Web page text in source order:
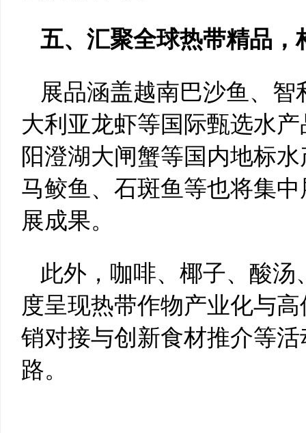
五、汇聚全球热带精品，
展品涵盖越南巴沙鱼、
大利亚龙虾等国际甄选水
阳澄湖大闸蟹等国内地标
马鲛鱼、石斑鱼等也将集
展成果。
此外，咖啡、椰子、酸
度呈现热带作物产业化与
销对接与创新食材推介等
路。